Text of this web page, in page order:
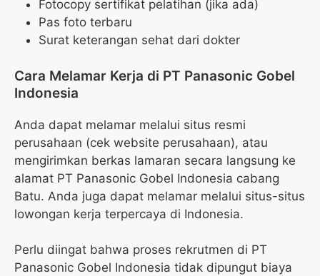
Fotocopy sertifikat pelatihan (jika ada)
Pas foto terbaru
Surat keterangan sehat dari dokter
Cara Melamar Kerja di PT Panasonic Gobel
Indonesia
Anda dapat melamar melalui situs resmi
perusahaan (cek website perusahaan), atau
mengirimkan berkas lamaran secara langsung ke
alamat PT Panasonic Gobel Indonesia cabang
Batu. Anda juga dapat melamar melalui situs-situs
lowongan kerja terpercaya di Indonesia.
Perlu diingat bahwa proses rekrutmen di PT
Panasonic Gobel Indonesia tidak dipungut biaya